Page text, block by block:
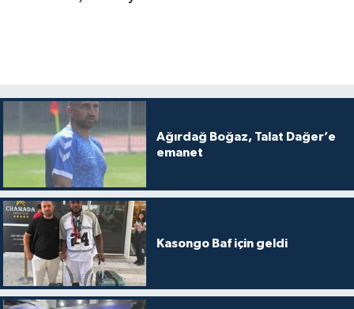
Ağırdağ Boğaz, Talat Dağer’e
emanet
Kasongo Baf için geldi